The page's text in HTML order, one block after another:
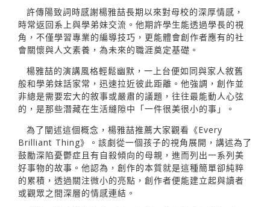
許傳陽致詞時感謝楊雅喆長期以來對母校的深厚情感，
時常返回系上與學弟妹交流。他期許學生能透過學長的視
角，不僅學習專業的編導技巧，更能體會創作者應有的社
會關懷與人文素養，為未來的職涯奠定基礎。
楊雅喆的演講風格輕鬆幽默，一上台便如同與家人敘舊
般和學弟妹話家常，迅速拉近彼此距離。他強調，創作並
非總是需要宏大的敘事或嚴肅的議題，往往最能動人心弦
的，是那些潛藏在生活縫隙中「一件很美很小的事」。
為了闡述這個概念，楊雅喆推薦大家觀看《Every
Brilliant Thing》。該劇從一個孩子的視角展開，講述為了
鼓勵深陷憂鬱症且有自殺傾向的母親，進而列出一系列美
好事物的故事。他認為，創作的本質就是這種簡單卻純粹
的累積，透過關注微小的亮點，創作者便能建立起與讀者
或觀眾之間深層的情感連結。